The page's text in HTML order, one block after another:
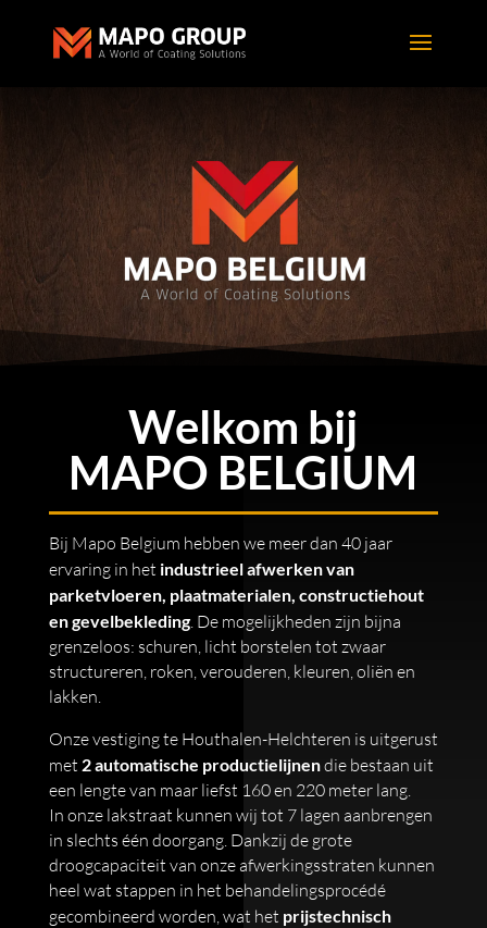
Welkom bij
MAPO BELGIUM
Bij Mapo Belgium hebben we meer dan 40 jaar
ervaring in het industrieel afwerken van
parketvloeren, plaatmaterialen, constructiehout
en gevelbekleding. De mogelijkheden zijn bijna
grenzeloos: schuren, licht borstelen tot zwaar
structureren, roken, verouderen, kleuren, oliën en
lakken.
Onze vestiging te Houthalen-Helchteren is uitgerust
met 2 automatische productielijnendie bestaan uit
een lengte van maar liefst 160 en 220 meter lang.
In onze lakstraat kunnen wij tot 7 lagen aanbrengen
in slechts één doorgang. Dankzij de grote
droogcapaciteit van onze afwerkingsstraten kunnen
heel wat stappen in het behandelingsprocédé
gecombineerd worden, wat het prijstechnisch